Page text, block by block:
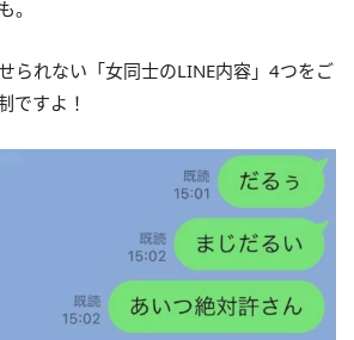
。
られない「女同士のLINE内容」4つをご
ですよ！